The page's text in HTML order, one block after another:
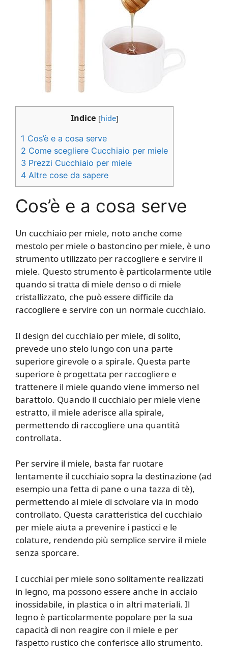
Indice [hide]
1 Cos’è e a cosa serve
2 Come scegliere Cucchiaio per miele
3 Prezzi Cucchiaio per miele
4 Altre cose da sapere
Cos’è e a cosa serve
Un cucchiaio per miele, noto anche come
mestolo per miele o bastoncino per miele, è uno
strumento utilizzato per raccogliere e servire il
miele. Questo strumento è particolarmente utile
quando si tratta di miele denso o di miele
cristallizzato, che può essere difficile da
raccogliere e servire con un normale cucchiaio.
Il design del cucchiaio per miele, di solito,
prevede uno stelo lungo con una parte
superiore girevole o a spirale. Questa parte
superiore è progettata per raccogliere e
trattenere il miele quando viene immerso nel
barattolo. Quando il cucchiaio per miele viene
estratto, il miele aderisce alla spirale,
permettendo di raccogliere una quantità
controllata.
Per servire il miele, basta far ruotare
lentamente il cucchiaio sopra la destinazione (ad
esempio una fetta di pane o una tazza di tè),
permettendo al miele di scivolare via in modo
controllato. Questa caratteristica del cucchiaio
per miele aiuta a prevenire i pasticci e le
colature, rendendo più semplice servire il miele
senza sporcare.
I cucchiai per miele sono solitamente realizzati
in legno, ma possono essere anche in acciaio
inossidabile, in plastica o in altri materiali. Il
legno è particolarmente popolare per la sua
capacità di non reagire con il miele e per
l’aspetto rustico che conferisce allo strumento.